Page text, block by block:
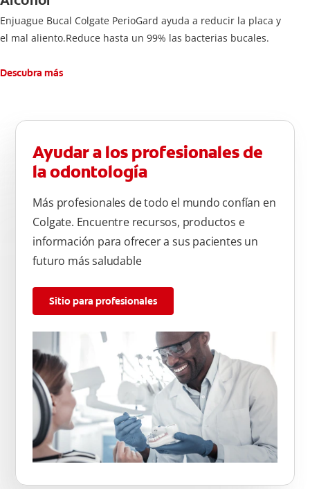
Enjuague Bucal Colgate PerioGard ayuda a reducir la placa y
el mal aliento.Reduce hasta un 99% las bacterias bucales.
Descubra más
Ayudar a los profesionales de
la odontología
Más profesionales de todo el mundo confían en
Colgate. Encuentre recursos, productos e
información para ofrecer a sus pacientes un
futuro más saludable
Sitio para profesionales